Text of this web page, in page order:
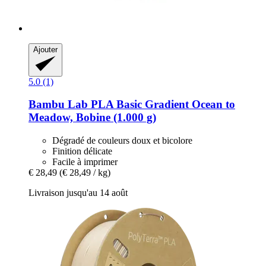
Ajouter
5.0 (1)
Bambu Lab PLA Basic Gradient Ocean to
Meadow, Bobine (1.000 g)
Dégradé de couleurs doux et bicolore
Finition délicate
Facile à imprimer
€ 28,49 (€ 28,49 / kg)
Livraison jusqu'au 14 août